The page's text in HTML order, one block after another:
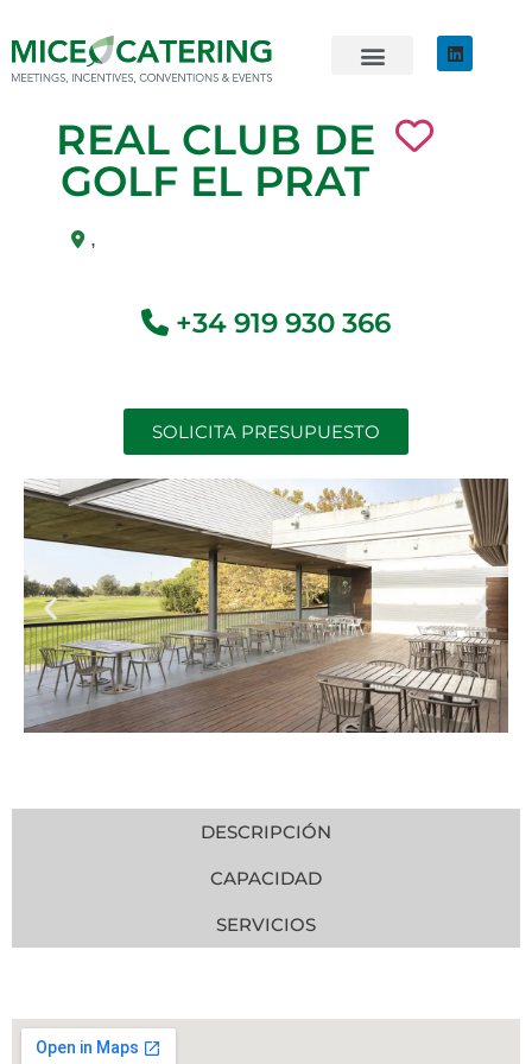
REAL CLUB DE
GOLF EL PRAT
,
+34 919 930 366
SOLICITA PRESUPUESTO
DESCRIPCIÓN
CAPACIDAD
SERVICIOS